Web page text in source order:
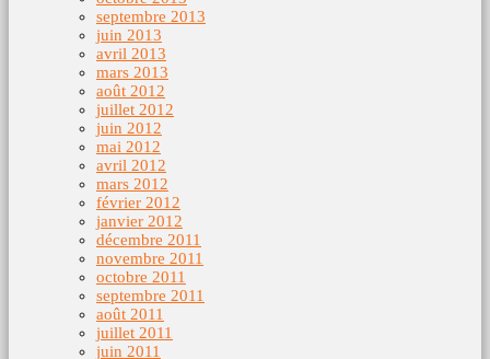
septembre 2013
juin 2013
avril 2013
mars 2013
août 2012
juillet 2012
juin 2012
mai 2012
avril 2012
mars 2012
février 2012
janvier 2012
décembre 2011
novembre 2011
octobre 2011
septembre 2011
août 2011
juillet 2011
juin 2011